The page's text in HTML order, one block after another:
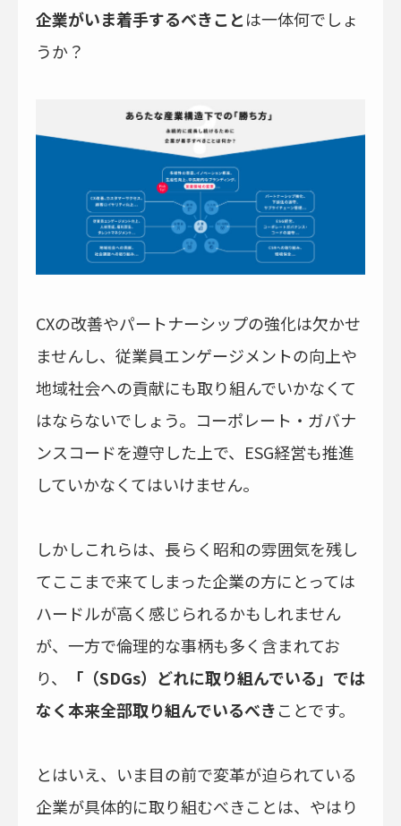
企業がいま着手するべきことは一体何でしょ
うか？
CXの改善やパートナーシップの強化は欠かせ
ませんし、従業員エンゲージメントの向上や
地域社会への貢献にも取り組んでいかなくて
はならないでしょう。コーポレート・ガバナ
ンスコードを遵守した上で、ESG経営も推進
していかなくてはいけません。
しかしこれらは、長らく昭和の雰囲気を残し
てここまで来てしまった企業の方にとっては
ハードルが高く感じられるかもしれません
が、一方で倫理的な事柄も多く含まれてお
り、
「（SDGs）どれに取り組んでいる」では
なく本来全部取り組んでいるべきことです。
とはいえ、いま目の前で変革が迫られている
企業が具体的に取り組むべきことは、やはり